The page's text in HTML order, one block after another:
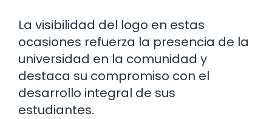
La visibilidad del logo en estas
ocasiones refuerza la presencia de la
universidad en la comunidad y
destaca su compromiso con el
desarrollo integral de sus
estudiantes.